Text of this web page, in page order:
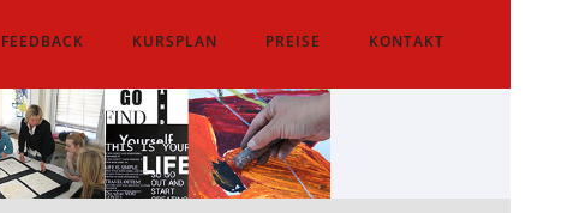
FEEDBACK KURSPLAN PREISE KONTAKT